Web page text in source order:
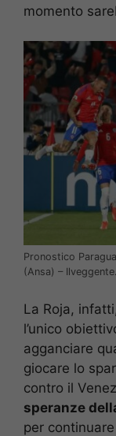
momento
Pronostico
(Ansa) –
La Roja, infatti,
l’unico
agganciare
giocare lo
contro il
speranze
per